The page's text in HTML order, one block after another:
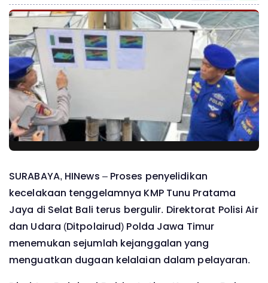
SURABAYA, HINews – Proses penyelidikan
kecelakaan tenggelamnya KMP Tunu Pratama
Jaya di Selat Bali terus bergulir. Direktorat Polisi Air
dan Udara (Ditpolairud) Polda Jawa Timur
menemukan sejumlah kejanggalan yang
menguatkan dugaan kelalaian dalam pelayaran.